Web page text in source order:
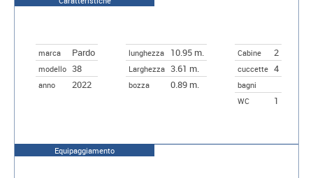
marca Pardo
modello 38
anno 2022
lunghezza 10.95 m.
Larghezza 3.61 m.
bozza 0.89 m.
Cabine 2
cuccette 4
bagni
WC
1
Equipaggiamento